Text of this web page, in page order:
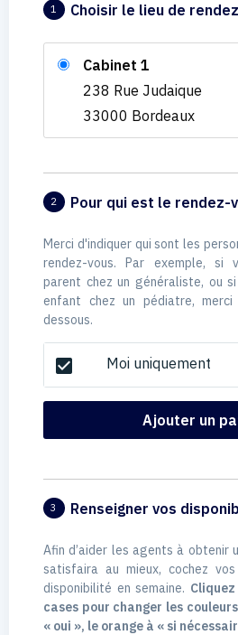
1 Choisir le lieu de
Cabinet 1
238 Rue Judaique
33000 Bordeaux
2 Pour qui est le rendez-
Merci d'indiquer qui sont les
rendez-vous. Par exemple, si
parent chez un généraliste, ou
enfant chez un pédiatre,
dessous.
check_box Moi uniquement
Ajouter un
3 Renseigner vos
Afin d’aider les agents à obtenir
satisfaira au mieux, cochez
disponibilité en semaine.
cases pour changer les
« oui », le orange à « si